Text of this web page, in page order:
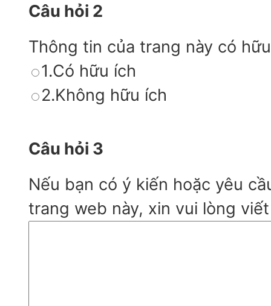
Câu hỏi 2
Thông tin của trang này có
1.Có hữu ích
2.Không hữu ích
Câu hỏi 3
Nếu bạn có ý kiến hoặc yêu
trang web này, xin vui lòng